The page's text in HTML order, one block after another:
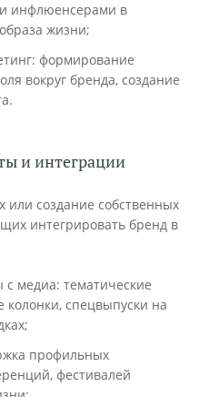
инфлюенсерами в
жизни;
формирование
вокруг бренда, создание
и интеграции
создание собственных
интегрировать бренд в
медиа: тематические
колонки, спецвыпуски на
профильных
фестивалей